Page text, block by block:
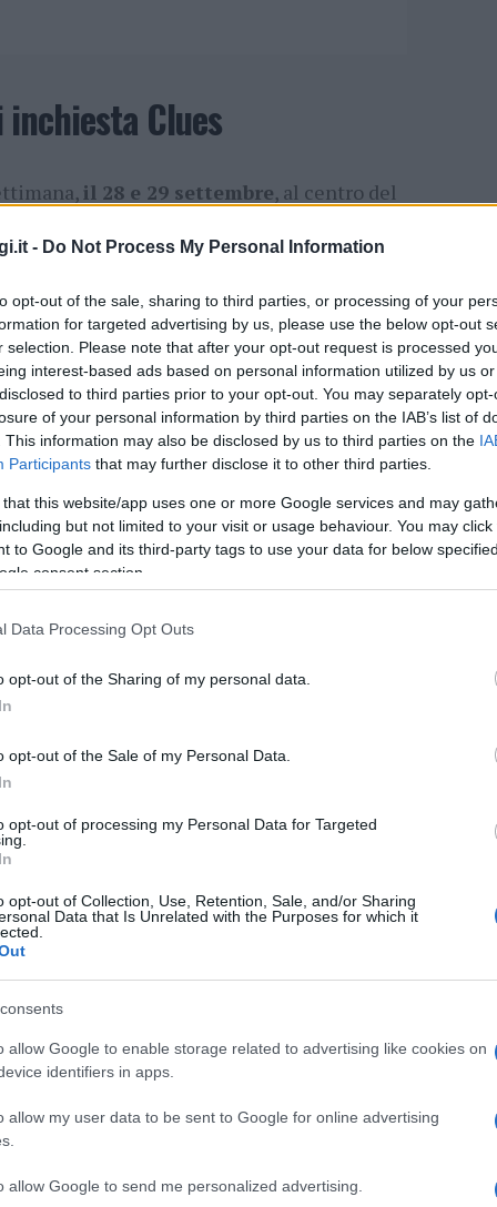
- Do Not Process My Personal Information
opt-out of the sale, sharing to third parties, or processing of your
for targeted advertising by us, please use the below opt-out
selection. Please note that after your opt-out request is processed
interest-based ads based on personal information utilized by us
to third parties prior to your opt-out. You may separately
of your personal information by third parties on the IAB’s list of
This information may also be disclosed by us to third parties on the
Participants that may further disclose it to other third parties.
that this website/app uses one or more Google services and may
but not limited to your visit or usage behaviour. You may
to Google and its third-party tags to use your data for below
consent section.
Data Processing Opt Outs
opt-out of the Sharing of my personal data.
opt-out of the Sale of my Personal Data.
opt-out of processing my Personal Data for Targeted
opt-out of Collection, Use, Retention, Sale, and/or Sharing
Data that Is Unrelated with the Purposes for which it
allow Google to enable storage related to advertising like cookies on
identifiers in apps.
allow my user data to be sent to Google for online advertising
allow Google to send me personalized advertising.
Clues
il 28 e 29 settembre, al centro del
prima edizione di un evento che intende
su più codici di comunicazione,
al podcast, attraverso la forma del
e conferenze.
e daBudoni WelcomeCluesè un
culturale del comune gallurese,
anni ha catturato l’attenzione dei
nazionali?
mesecliccandoqui
nella sezione
+ Esporta iCal